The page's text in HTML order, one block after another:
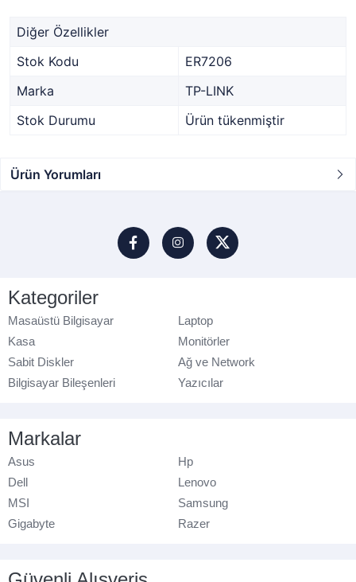
Diğer Özellikler
Stok Kodu
ER7206
Marka
TP-LINK
Stok Durumu
Ürün tükenmiştir
Ürün Yorumları
Kategoriler
Masaüstü Bilgisayar
Laptop
Kasa
Monitörler
Sabit Diskler
Ağ ve Network
Bilgisayar Bileşenleri
Yazıcılar
Markalar
Asus
Hp
Dell
Lenovo
MSI
Samsung
Gigabyte
Razer